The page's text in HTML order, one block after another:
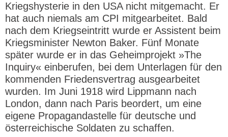
Kriegshysterie in den USA nicht mitgemacht. Er
hat auch niemals am CPI mitgearbeitet. Bald
nach dem Kriegseintritt wurde er Assistent beim
Kriegsminister Newton Baker. Fünf Monate
später wurde er in das Geheimprojekt »The
Inquiry« einberufen, bei dem Unterlagen für den
kommenden Friedensvertrag ausgearbeitet
wurden. Im Juni 1918 wird Lippmann nach
London, dann nach Paris beordert, um eine
eigene Propagandastelle für deutsche und
österreichische Soldaten zu schaffen.